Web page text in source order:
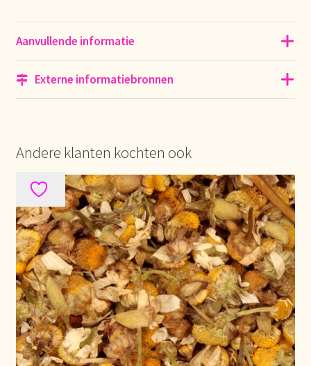
Paiement et réductions
Payment and discounts
Pedidos y plazos de entrega
Personal Branding
Personal Branding
Política de precios
Politique tarifaire
Preispolitik
Pricing policy
Aanvullende informatie
Externe informatiebronnen
Andere klanten kochten ook